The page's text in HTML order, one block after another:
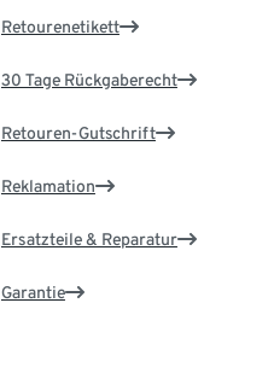
Retourenetikett
30 Tage Rückgaberecht
Retouren-Gutschrift
Reklamation
Ersatzteile & Reparatur
Garantie